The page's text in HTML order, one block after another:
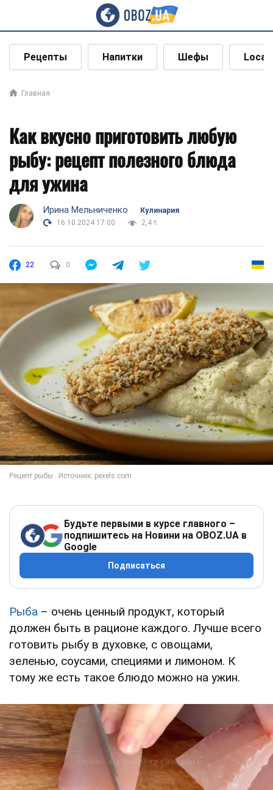
Рецепты Напитки Шефы Local
Главная
Как вкусно приготовить любую
рыбу: рецепт полезного блюда
для ужина
Ирина Мельниченко
Кулинария
16.10.2024 17:00
2,4 т.
22 0
Будьте первыми в курсе главного –
подпишитесь на Новини на OBOZ.UA в
Google
Подписаться
Рыба – очень ценный продукт, который
должен быть в рационе каждого. Лучше всего
готовить рыбу в духовке, с овощами,
зеленью, соусами, специями и лимоном. К
тому же есть такое блюдо можно на ужин.